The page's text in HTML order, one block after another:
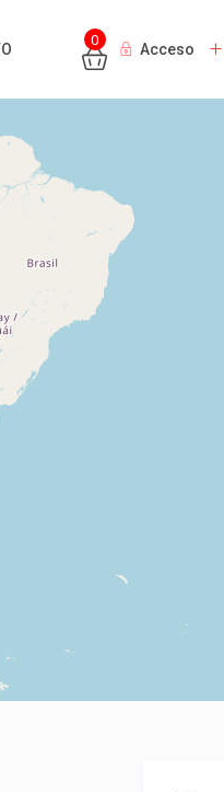
0
Acceso